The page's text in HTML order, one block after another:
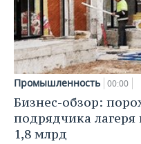
Промышленность 00:00
Бизнес-обзор:
подрядчика
1,8 млрд